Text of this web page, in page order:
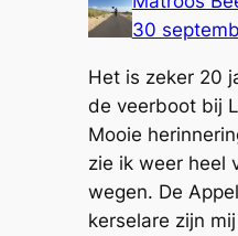
30
Het is zeker 20
de veerboot bij
Mooie
zie ik weer heel
wegen. De
kerselare zijn